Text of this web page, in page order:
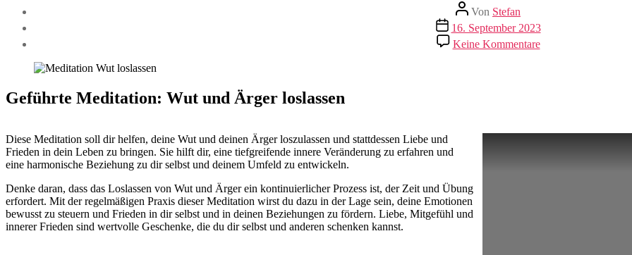
Beitragsautor
Von Stefan
Beitragsdatum
16. September 2023
Keine Kommentarezu
Geführte
Geführte Meditation: Wut und Ärger loslassen
Diese Meditation soll dir helfen, deine Wut und deinen Ärger loszulassen und stattdessen Liebe und
Frieden in dein Leben zu bringen. Sie hilft dir, eine tiefgreifende innere Veränderung zu erfahren und
eine harmonische Beziehung zu dir selbst und deinem Umfeld zu entwickeln.
Denke daran, dass das Loslassen von Wut und Ärger ein kontinuierlicher Prozess ist, der Zeit und Übung
erfordert. Mit der regelmäßigen Praxis dieser Meditation wirst du dazu in der Lage sein, deine Emotionen
bewusst zu steuern und Frieden in dir selbst und in deinen Beziehungen zu fördern. Liebe, Mitgefühl und
innerer Frieden sind wertvolle Geschenke, die du dir selbst und anderen schenken kannst.